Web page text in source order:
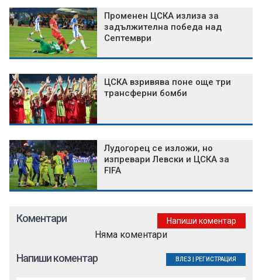
Променен ЦСКА излиза за
задължителна победа над
Септември
ЦСКА взривява поне още три
трансферни бомби
Лудогорец се изложи, но
изпревари Левски и ЦСКА за
FIFA
Коментари Напиши коментар
Няма коментари
Напиши коментар ВЛЕЗ РЕГИСТРАЦИЯ